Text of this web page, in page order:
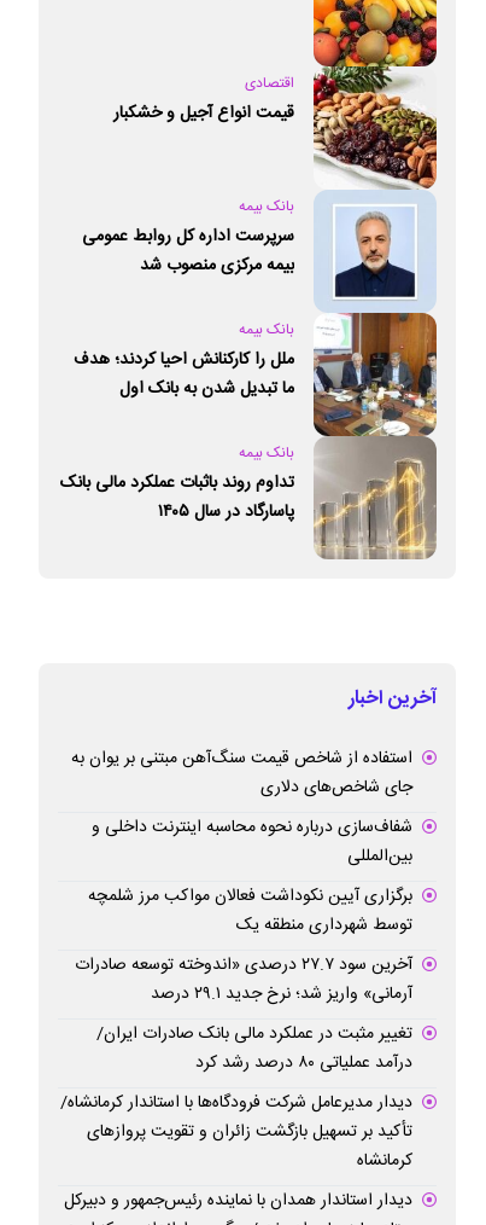
اقتصادی
قیمت انواع آجیل و خشکبار
بانک بیمه
سرپرست اداره کل روابط عمومی
بیمه مرکزی منصوب شد
بانک بیمه
ملل را کارکنانش احیا کردند؛ هدف
ما تبدیل شدن به بانک اول
بانک بیمه
تداوم روند باثبات عملکرد مالی بانک
پاسارگاد در سال ۱۴۰۵
آخرین اخبار
استفاده از شاخص قیمت سنگ‌آهن مبتنی بر یوان به
جای شاخص‌های دلاری
شفاف‌سازی درباره نحوه محاسبه اینترنت داخلی و
بین‌المللی
برگزاری آیین نکوداشت فعالان مواکب مرز شلمچه
توسط شهرداری منطقه یک
آخرین سود ۲۷.۷ درصدی «اندوخته توسعه صادرات
آرمانی» واریز شد؛ نرخ جدید ۲۹.۱ درصد
تغییر مثبت در عملکرد مالی بانک صادرات ایران/
درآمد عملیاتی ۸۰ درصد رشد کرد
دیدار مدیرعامل شرکت فرودگاه‌ها با استاندار کرمانشاه/
تأکید بر تسهیل بازگشت زائران و تقویت پروازهای
کرمانشاه
دیدار استاندار همدان با نماینده رئیس‌جمهور و دبیرکل